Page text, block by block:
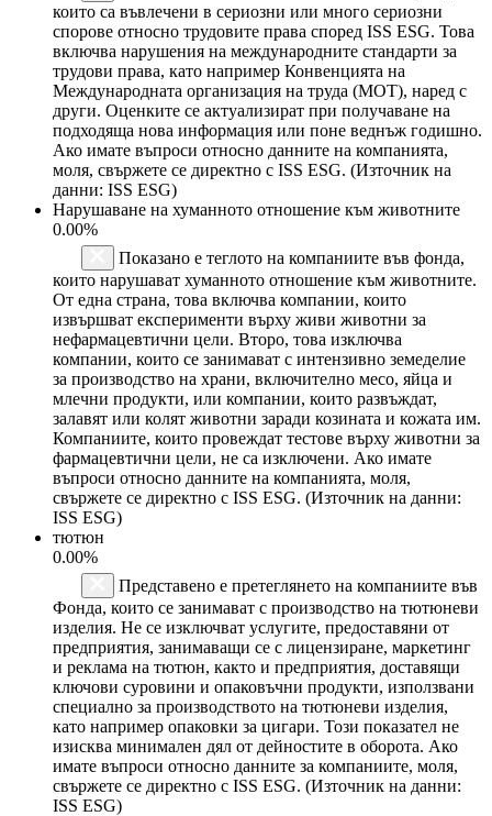
които са въвлечени в сериозни или много сериозни
спорове относно трудовите права според ISS ESG. Това
включва нарушения на международните стандарти за
трудови права, като например Конвенцията на
Международната организация на труда (МОТ), наред с
други. Оценките се актуализират при получаване на
подходяща нова информация или поне веднъж годишно.
Ако имате въпроси относно данните на компанията,
моля, свържете се директно с ISS ESG. (Източник на
данни: ISS ESG)
Нарушаване на хуманното отношение към животните
0.00%
Показано е теглото на компаниите във фонда,
които нарушават хуманното отношение към животните.
От една страна, това включва компании, които
извършват експерименти върху живи животни за
нефармацевтични цели. Второ, това изключва
компании, които се занимават с интензивно земеделие
за производство на храни, включително месо, яйца и
млечни продукти, или компании, които развъждат,
залавят или колят животни заради козината и кожата им.
Компаниите, които провеждат тестове върху животни за
фармацевтични цели, не са изключени. Ако имате
въпроси относно данните на компанията, моля,
свържете се директно с ISS ESG. (Източник на данни:
ISS ESG)
тютюн
0.00%
Представено е претеглянето на компаниите във
Фонда, които се занимават с производство на тютюневи
изделия. Не се изключват услугите, предоставяни от
предприятия, занимаващи се с лицензиране, маркетинг
и реклама на тютюн, както и предприятия, доставящи
ключови суровини и опаковъчни продукти, използвани
специално за производството на тютюневи изделия,
като например опаковки за цигари. Този показател не
изисква минимален дял от дейностите в оборота. Ако
имате въпроси относно данните за компаниите, моля,
свържете се директно с ISS ESG. (Източник на данни:
ISS ESG)